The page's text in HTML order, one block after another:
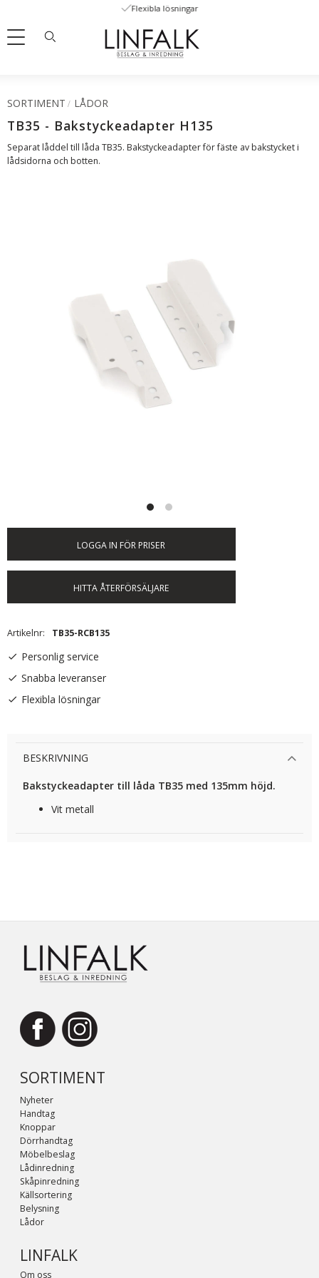
Meny
Flexibla lösningar
SORTIMENT LÅDOR
TB35 - Bakstyckeadapter H135
Separat låddel till låda TB35. Bakstyckeadapter för fäste av bakstycket i
lådsidorna och botten.
LOGGA IN FÖR PRISER
HITTA ÅTERFÖRSÄLJARE
Artikelnr TB35-RCB135
Personlig service
Snabba leveranser
Flexibla lösningar
BESKRIVNING
Bakstyckeadapter till låda TB35 med 135mm höjd.
Vit metall
SORTIMENT
Nyheter
Handtag
Knoppar
Dörrhandtag
Möbelbeslag
Lådinredning
Skåpinredning
Källsortering
Belysning
Lådor
LINFALK
Om oss